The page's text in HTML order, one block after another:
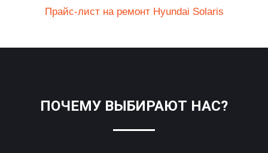
Прайс-лист на ремонт Hyundai Solaris
ПОЧЕМУ ВЫБИРАЮТ НАС?